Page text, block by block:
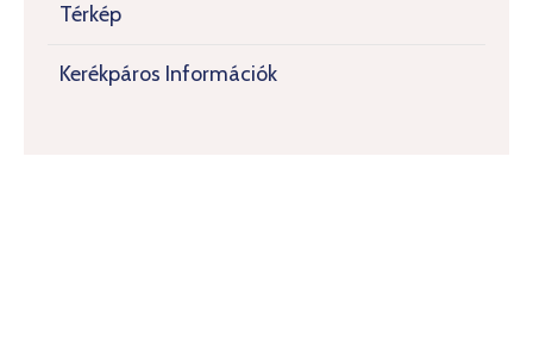
Térkép
Kerékpáros Információk